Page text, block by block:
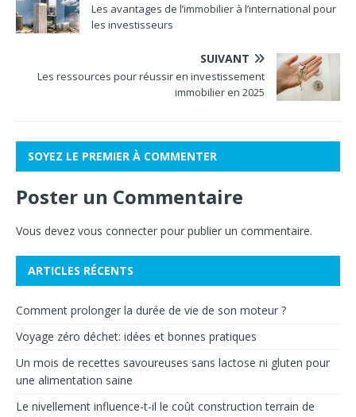
Les avantages de l’immobilier à l’international pour
les investisseurs
SUIVANT
Les ressources pour réussir en investissement
immobilier en 2025
SOYEZ LE PREMIER À COMMENTER
Poster un Commentaire
Vous devez vous connecter pour publier un commentaire.
ARTICLES RÉCENTS
Comment prolonger la durée de vie de son moteur ?
Voyage zéro déchet: idées et bonnes pratiques
Un mois de recettes savoureuses sans lactose ni gluten pour
une alimentation saine
Le nivellement influence-t-il le coût construction terrain de